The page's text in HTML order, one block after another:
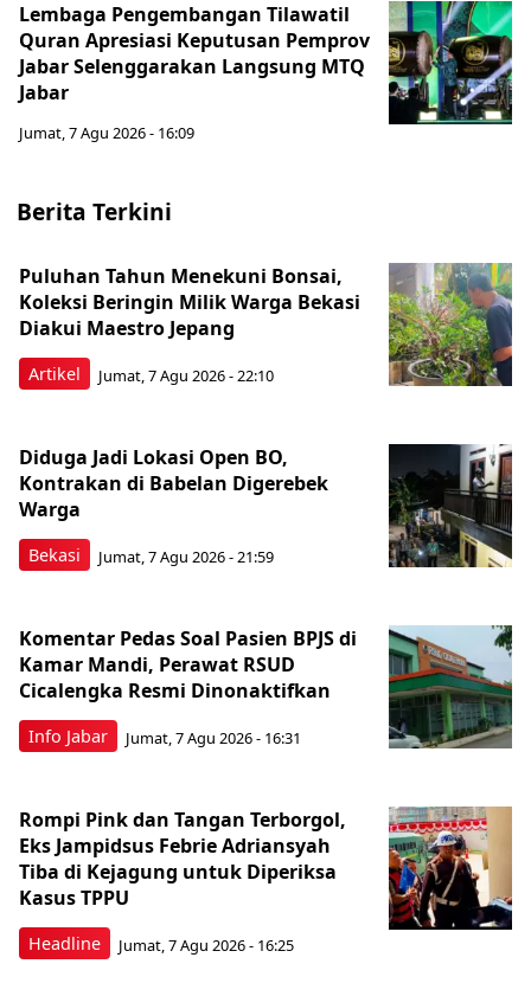
Lembaga Pengembangan Tilawatil
Quran Apresiasi Keputusan Pemprov
Jabar Selenggarakan Langsung MTQ
Jabar
Jumat, 7 Agu 2026 - 16:09
Berita Terkini
Artikel
Puluhan Tahun Menekuni Bonsai,
Koleksi Beringin Milik Warga Bekasi
Diakui Maestro Jepang
Jumat, 7 Agu 2026 - 22:10
Bekasi
Diduga Jadi Lokasi Open BO,
Kontrakan di Babelan Digerebek
Warga
Jumat, 7 Agu 2026 - 21:59
Info Jabar
Komentar Pedas Soal Pasien BPJS di
Kamar Mandi, Perawat RSUD
Cicalengka Resmi Dinonaktifkan
Jumat, 7 Agu 2026 - 16:31
Headline
Rompi Pink dan Tangan Terborgol,
Eks Jampidsus Febrie Adriansyah
Tiba di Kejagung untuk Diperiksa
Kasus TPPU
Jumat, 7 Agu 2026 - 16:25